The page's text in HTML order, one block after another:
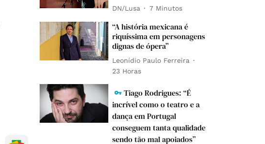
DN/Lusa 7 Minutos
“A história mexicana é
riquíssima em personagens
dignas de ópera”
Leonídio Paulo Ferreira
23 Horas
Tiago Rodrigues: “É
incrível como o teatro e a
dança em Portugal
conseguem tanta qualidade
sendo tão mal apoiados”